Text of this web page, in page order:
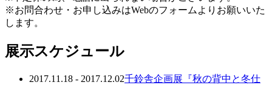
※お問合わせ・お申し込みはWebのフォームよりお願いいた
します。
展示スケジュール
2017.11.18 - 2017.12.02千鈴舎企画展『秋の背中と冬仕